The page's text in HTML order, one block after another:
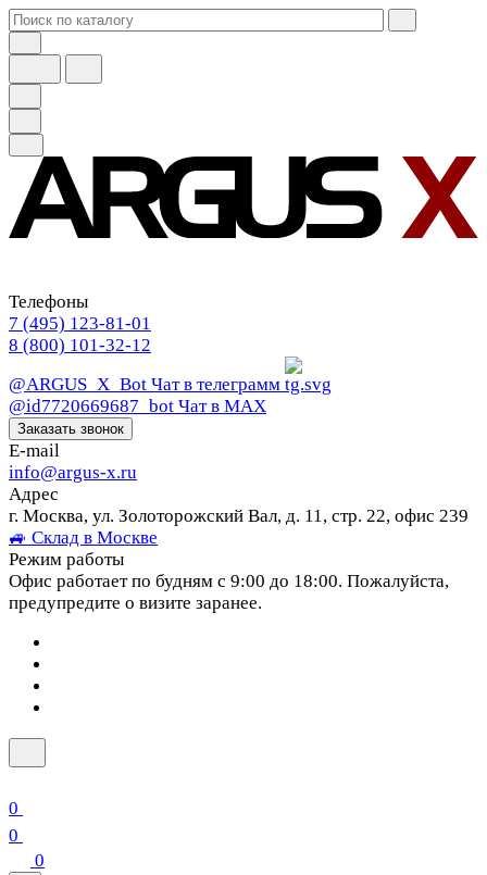
Телефоны
7 (495) 123-81-01
8 (800) 101-32-12
@ARGUS_X_Bot Чат в телеграмм
@id7720669687_bot Чат в МАХ
Заказать звонок
E-mail
info@argus-x.ru
Адрес
г. Москва, ул. Золоторожский Вал, д. 11, стр. 22, офис 239
🚙 Склад в Москве
Режим работы
Офис работает по будням с 9:00 до 18:00. Пожалуйста,
предупредите о визите заранее.
0
0
0